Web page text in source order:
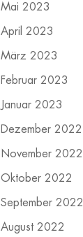
Mai 2023
April 2023
März 2023
Februar 2023
Januar 2023
Dezember 2022
November 2022
Oktober 2022
September 2022
August 2022